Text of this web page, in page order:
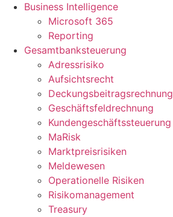
Business Intelligence
Microsoft 365
Reporting
Gesamtbanksteuerung
Adressrisiko
Aufsichtsrecht
Deckungsbeitragsrechnung
Geschäftsfeldrechnung
Kundengeschäftssteuerung
MaRisk
Marktpreisrisiken
Meldewesen
Operationelle Risiken
Risikomanagement
Treasury